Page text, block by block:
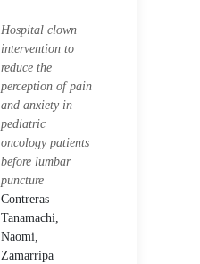
Hospital clown
intervention to
reduce the
perception of pain
and anxiety in
pediatric
oncology patients
before lumbar
puncture
Contreras
Tanamachi,
Naomi,
Zamarripa